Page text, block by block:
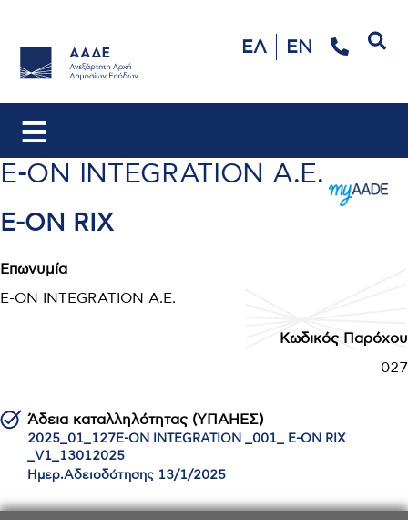
ΕΛ EN
E-ON INTEGRATION Α.Ε.
E-ON RIX
Επωνυμία
E-ON INTEGRATION Α.Ε.
Κωδικός Παρόχου
027
Άδεια καταλληλότητας (ΥΠΑΗΕΣ)
2025_01_127E-ON INTEGRATION _001_ E-ON RIX
_V1_13012025
Ημερ.Αδειοδότησης 13/1/2025